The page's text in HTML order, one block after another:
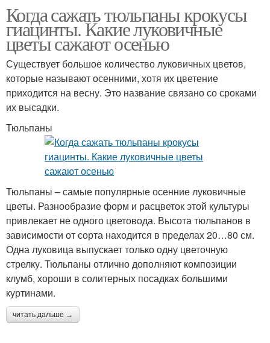
Когда сажать тюльпаны крокусы
гиацинты. Какие луковичные
цветы сажают осенью
Существует большое количество луковичных цветов,
которые называют осенними, хотя их цветение
приходится на весну. Это название связано со сроками
их высадки.
Тюльпаны
Тюльпаны – самые популярные осенние луковичные
цветы. Разнообразие форм и расцветок этой культуры
привлекает не одного цветовода. Высота тюльпанов в
зависимости от сорта находится в пределах 20…80 см.
Одна луковица выпускает только одну цветочную
стрелку. Тюльпаны отлично дополняют композиции
клумб, хороши в солитерных посадках большими
куртинами.
читать дальше →